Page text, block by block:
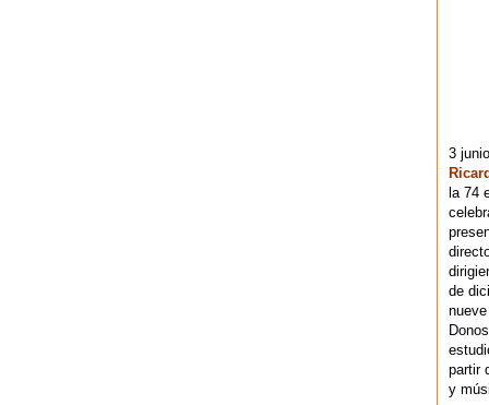
3
la 74
de
partir
y